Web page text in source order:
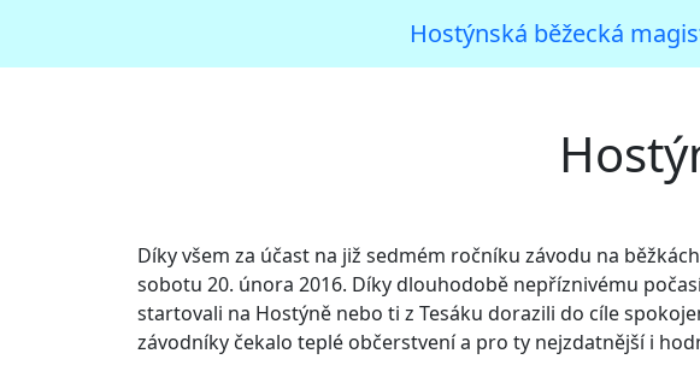
Hostýnská běžecká
Díky všem za účast na již sedmém ročníku závodu na
sobotu 20. února 2016. Díky dlouhodobě nepříznivému
startovali na Hostýně nebo ti z Tesáku dorazili do cíle
závodníky čekalo teplé občerstvení a pro ty nejzdatnější i